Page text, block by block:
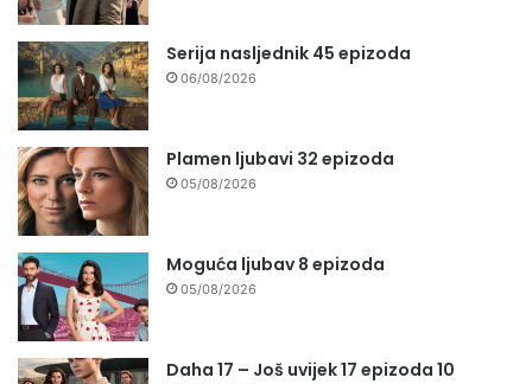
Serija nasljednik 45 epizoda
06/08/2026
Plamen ljubavi 32 epizoda
05/08/2026
Moguća ljubav 8 epizoda
05/08/2026
Daha 17 – Još uvijek 17 epizoda 10